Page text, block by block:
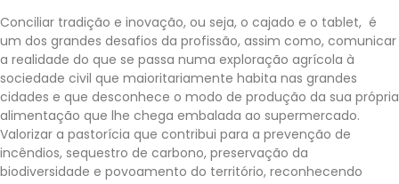
Conciliar tradição e inovação, ou seja, o cajado e o tablet, é
um dos grandes desafios da profissão, assim como, comunicar
a realidade do que se passa numa exploração agrícola à
sociedade civil que maioritariamente habita nas grandes
cidades e que desconhece o modo de produção da sua própria
alimentação que lhe chega embalada ao supermercado.
Valorizar a pastorícia que contribui para a prevenção de
incêndios, sequestro de carbono, preservação da
biodiversidade e povoamento do território, reconhecendo